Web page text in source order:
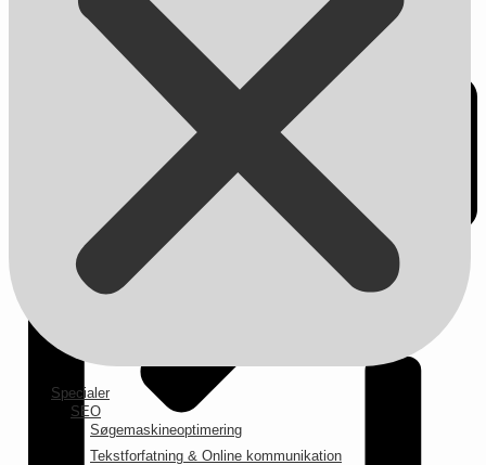
Specialer
SEO
Søgemaskineoptimering
Tekstforfatning & Online kommunikation
Lad os hjælpe med hvad AI kan gøre for dig